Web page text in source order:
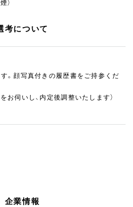
）
考について
。顔写真付きの履歴書をご持参くだ
お伺いし、内定後調整いたします）
企業情報